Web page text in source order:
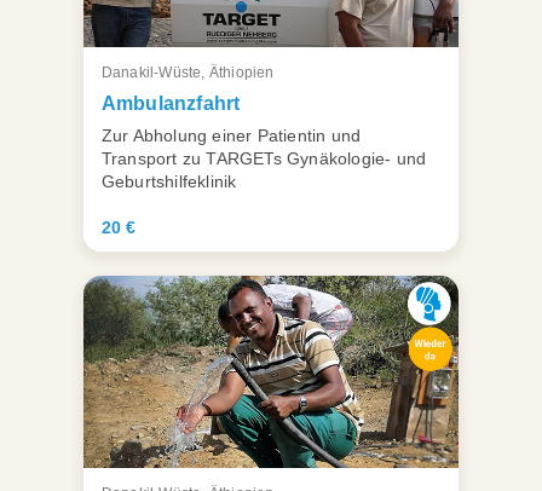
Danakil-Wüste, Äthiopien
Ambulanzfahrt
Zur Abholung einer Patientin und
Transport zu TARGETs Gynäkologie- und
Geburtshilfeklinik
20 €